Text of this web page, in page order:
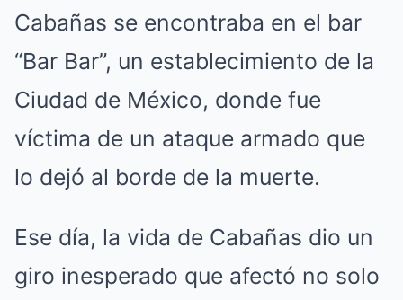
Cabañas se encontraba en el bar
“Bar Bar”, un establecimiento de la
Ciudad de México, donde fue
víctima de un ataque armado que
lo dejó al borde de la muerte.
Ese día, la vida de Cabañas dio un
giro inesperado que afectó no solo